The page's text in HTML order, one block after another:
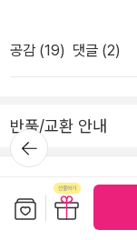
생각해요. 원래부터
모두 친구죠? 진정한
들어가지만 걸그룹
다고 방송국까지 쳐들
은 거인을 만나게 되
거나 약속을 지키지
정을 통해 독불장군
공감 (19) 댓글 (2)
반품/교환 안내
뒤로가
기
전체 메